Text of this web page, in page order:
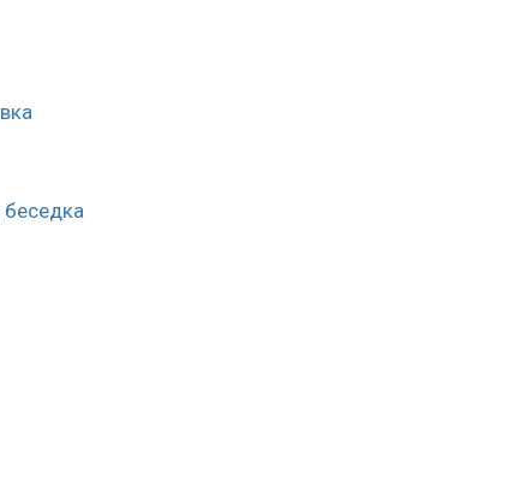
беседка